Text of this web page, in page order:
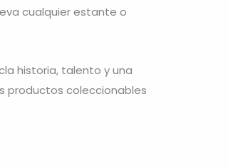
cualquier estante o
historia, talento y una
productos coleccionables